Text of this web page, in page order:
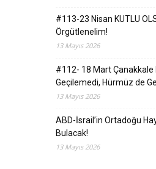
#113-23 Nisan KUTLU
Örgütlenelim!
13 Mayıs 2026
#112- 18 Mart Çanakkale
Geçilemedi, Hürmüz de
13 Mayıs 2026
ABD-İsrail’in Ortadoğu
Bulacak!
13 Mayıs 2026